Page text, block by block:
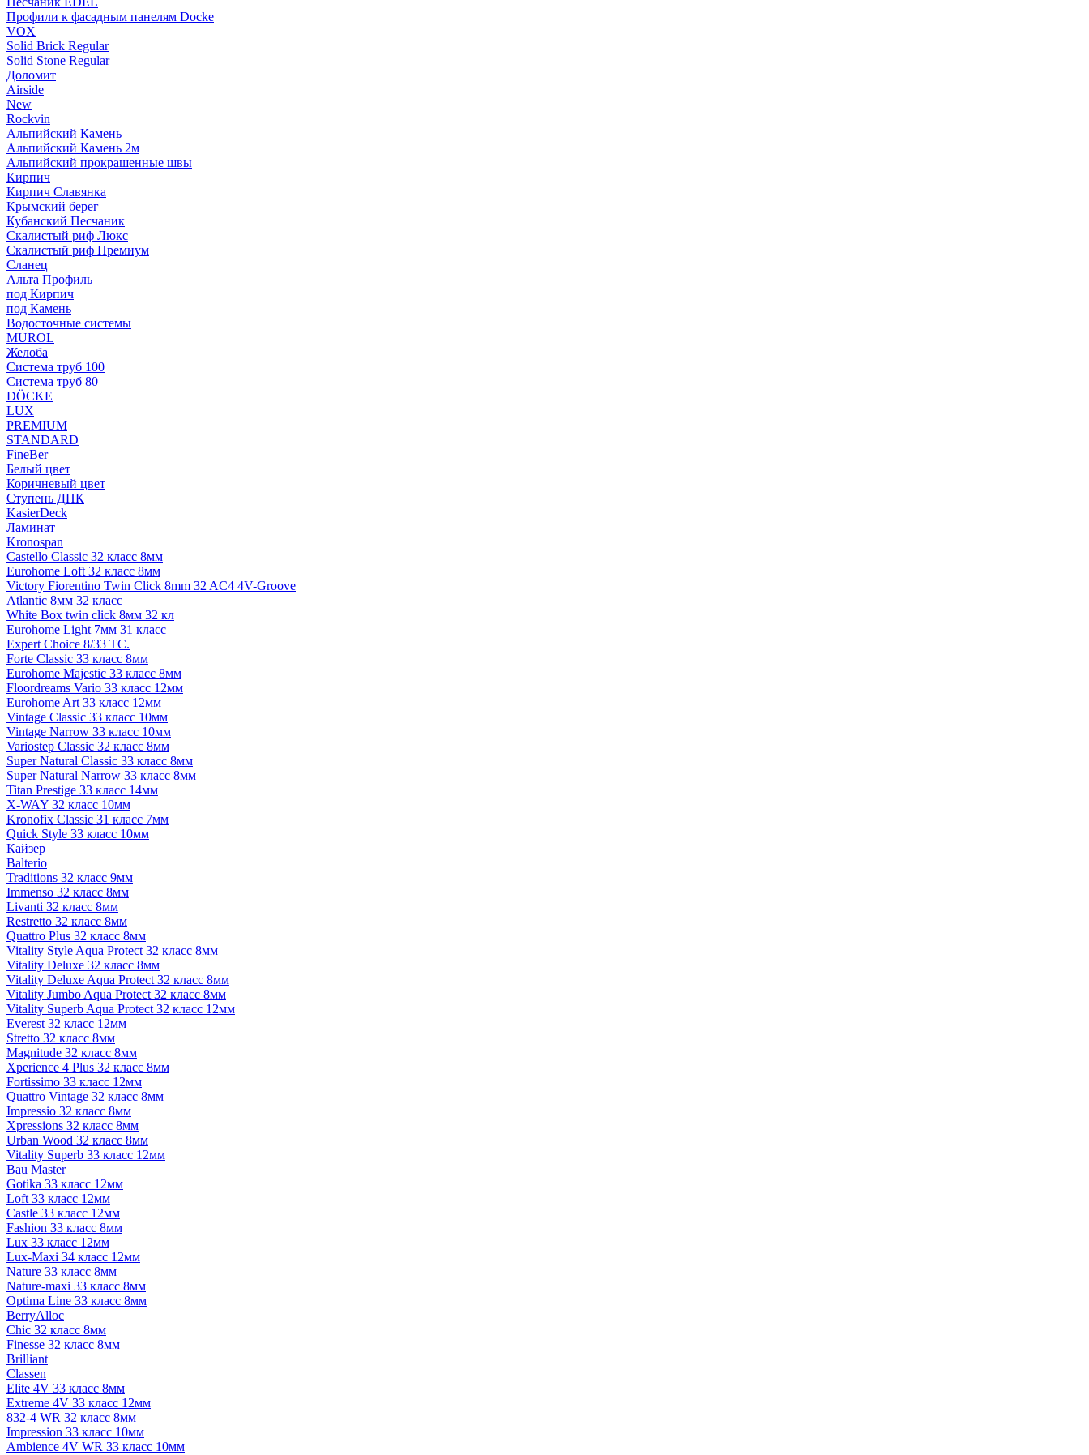
Профили к фасадным панелям Docke
VOX
Solid Brick Regular
Solid Stone Regular
Доломит
Airside
New
Rockvin
Альпийский Камень
Альпийский Камень 2м
Альпийский прокрашенные швы
Кирпич
Кирпич Славянка
Крымский берег
Кубанский Песчаник
Скалистый риф Люкс
Скалистый риф Премиум
Сланец
Альта Профиль
под Кирпич
под Камень
Водосточные системы
MUROL
Желоба
Система труб 100
Система труб 80
DÖCKE
LUX
PREMIUM
STANDARD
FineBer
Белый цвет
Коричневый цвет
Ступень ДПК
KasierDeck
Ламинат
Kronospan
Castello Classic 32 класс 8мм
Eurohome Loft 32 класс 8мм
Victory Fiorentino Twin Click 8mm 32 AC4 4V-Groove
Atlantic 8мм 32 класс
White Box twin click 8мм 32 кл
Eurohome Light 7мм 31 класс
Expert Choice 8/33 TC.
Forte Classic 33 класс 8мм
Eurohome Majestic 33 класс 8мм
Floordreams Vario 33 класс 12мм
Eurohome Art 33 класс 12мм
Vintage Classic 33 класс 10мм
Vintage Narrow 33 класс 10мм
Variostep Classic 32 класс 8мм
Super Natural Classic 33 класс 8мм
Super Natural Narrow 33 класс 8мм
Titan Prestige 33 класс 14мм
X-WAY 32 класс 10мм
Kronofix Classic 31 класс 7мм
Quick Style 33 класс 10мм
Кайзер
Balterio
Traditions 32 класс 9мм
Immenso 32 класс 8мм
Livanti 32 класс 8мм
Restretto 32 класс 8мм
Quattro Plus 32 класс 8мм
Vitality Style Aqua Protect 32 класс 8мм
Vitality Deluxe 32 класс 8мм
Vitality Deluxe Aqua Protect 32 класс 8мм
Vitality Jumbo Aqua Protect 32 класс 8мм
Vitality Superb Aqua Protect 32 класс 12мм
Everest 32 класс 12мм
Stretto 32 класс 8мм
Magnitude 32 класс 8мм
Xperience 4 Plus 32 класс 8мм
Fortissimo 33 класс 12мм
Quattro Vintage 32 класс 8мм
Impressio 32 класс 8мм
Xpressions 32 класс 8мм
Urban Wood 32 класс 8мм
Vitality Superb 33 класс 12мм
Bau Master
Gotika 33 класс 12мм
Loft 33 класс 12мм
Castle 33 класс 12мм
Fashion 33 класс 8мм
Lux 33 класс 12мм
Lux-Maxi 34 класс 12мм
Nature 33 класс 8мм
Nature-maxi 33 класс 8мм
Optima Line 33 класс 8мм
BerryAlloc
Chic 32 класс 8мм
Finesse 32 класс 8мм
Brilliant
Classen
Elite 4V 33 класс 8мм
Extreme 4V 33 класс 12мм
832-4 WR 32 класс 8мм
Impression 33 класс 10мм
Ambience 4V WR 33 класс 10мм